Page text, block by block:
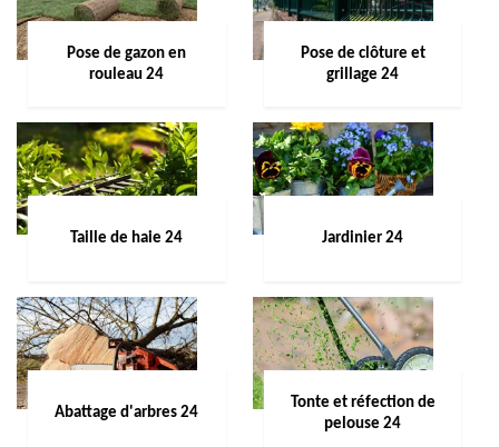
Pose de gazon en
rouleau 24
Pose de clôture et
grillage 24
Taille de haie 24 Jardinier 24
Abattage d'arbres 24
Tonte et réfection de
pelouse 24